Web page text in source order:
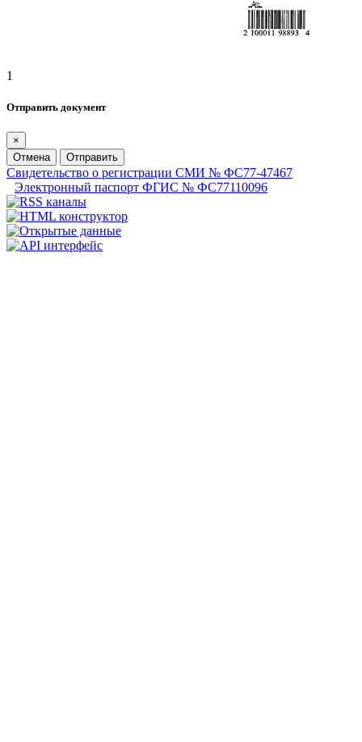
1
Отправить документ
×
Отмена
Отправить
Свидетельство о регистрации СМИ № ФС77-47467
Электронный паспорт ФГИС № ФС77110096